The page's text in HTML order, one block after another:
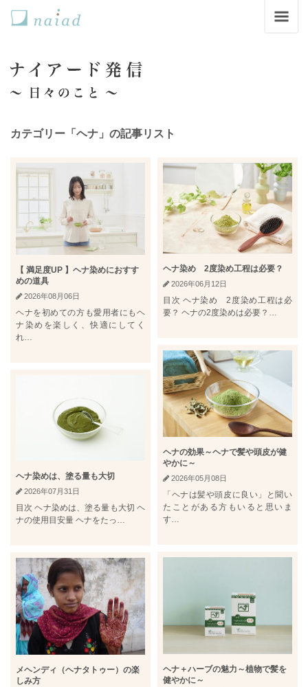
カテゴリー「ヘナ」の記事リスト
【 満足度UP 】ヘナ染めにおすす
めの道具
2026年08月06日
ヘナを初めての方も愛用者にもヘ
ナ染めを楽しく、快適にしてく
れ…
ヘナ染めは、塗る量も大切
2026年07月31日
目次 ヘナ染めは、塗る量も大切 ヘ
ナの使用目安量 ヘナをたっ…
メヘンディ（ヘナタトゥー）の楽
しみ方
ヘナ染め 2度染め工程は必要？
2026年06月12日
目次 ヘナ染め 2度染め工程は必
要？ ヘナの2度染めは必要？…
ヘナの効果～ヘナで髪や頭皮が健
やかに～
2026年05月08日
「ヘナは髪や頭皮に良い」と聞い
たことがある方もいると思いま
す…
ヘナ＋ハーブの魅力～植物で髪を
健やかに～